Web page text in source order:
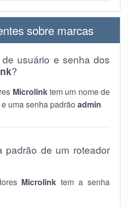
sobre marcas
usuário e senha dos
?
Microlinktem um nome de
e uma senha padrão admin
de um roteador
Microlink tem a senha